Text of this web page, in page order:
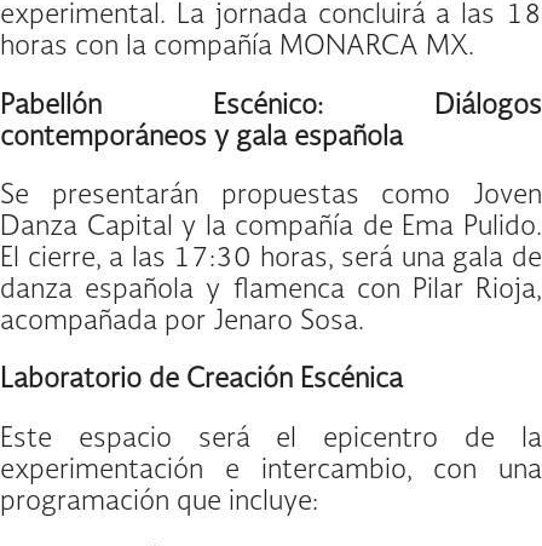
experimental. La jornada concluirá a las 18
horas con la compañía MONARCA MX.
Pabellón Escénico: Diálogos
contemporáneos y gala española
Se presentarán propuestas como Joven
Danza Capital y la compañía de Ema Pulido.
El cierre, a las 17:30 horas, será una gala de
danza española y flamenca con Pilar Rioja,
acompañada por Jenaro Sosa.
Laboratorio de Creación Escénica
Este espacio será el epicentro de la
experimentación e intercambio, con una
programación que incluye: